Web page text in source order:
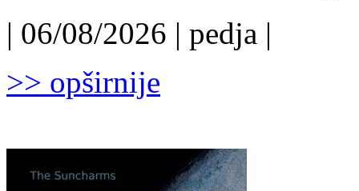
| 06/08/2026 | pedja |
>> opširnije